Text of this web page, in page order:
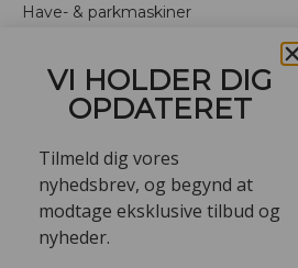
Have- & parkmaskiner
Arbejdstøj
Trailere
Værksted
Vinteropbevaring
Tilbud
For professionelle
Benzin plæneklipper
-
VI HOLDER DIG
OPDATERET
Tilmeld dig vores
nyhedsbrev, og begynd at
modtage eksklusive tilbud og
nyheder.